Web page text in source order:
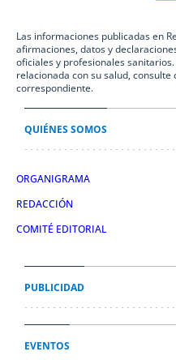
Las informaciones publicadas en
afirmaciones, datos y
oficiales y profesionales
relacionada con su salud,
correspondiente.
QUIÉNES SOMOS
ORGANIGRAMA
REDACCIÓN
COMITÉ EDITORIAL
PUBLICIDAD
EVENTOS